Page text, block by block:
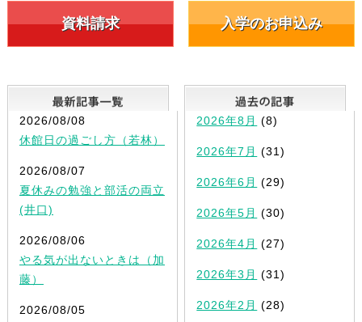
資料請求 入学のお申込み
最新記事一覧
2026/08/08
休館日の過ごし方（若林）
2026/08/07
夏休みの勉強と部活の両立
(井口)
2026/08/06
やる気が出ないときは（加
藤）
2026/08/05
2026年8月 (8)
2026年7月 (31)
2026年6月 (29)
2026年5月 (30)
2026年4月 (27)
2026年3月 (31)
2026年2月 (28)